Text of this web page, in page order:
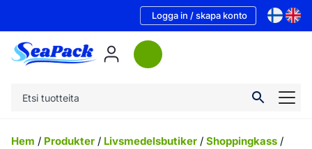
Logga in / skapa konto
Hem / Produkter / Livsmedelsbutiker / Shoppingkass /